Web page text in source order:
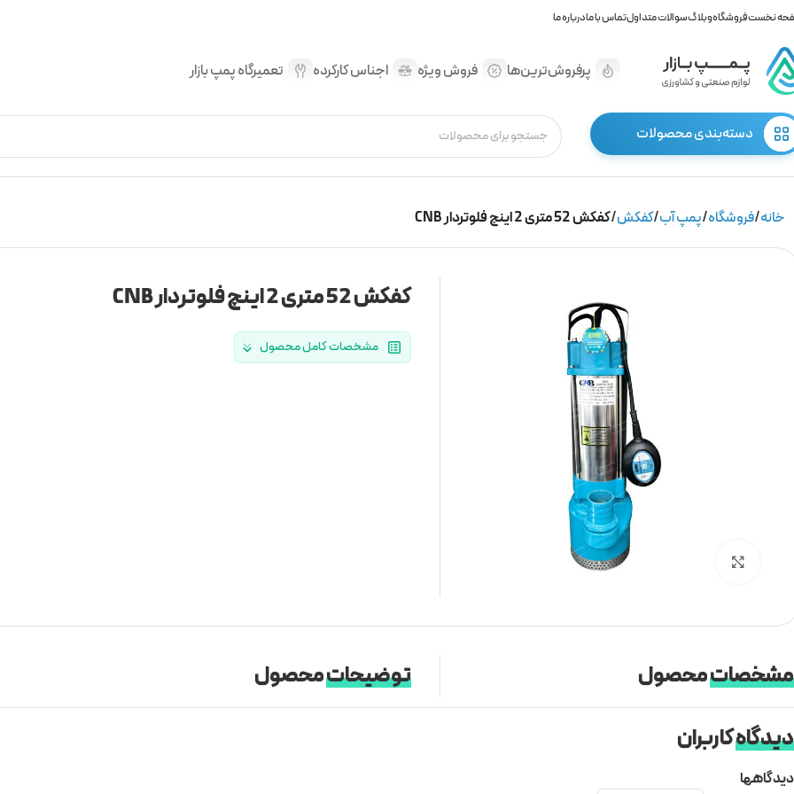
نخستفروشگاهوبلاگسوالات متداولتماس با مادرباره ما
پرفروش‌ترین‌ها فروش ویژه اجناس کارکرده تعمیرگاه پمپ بازار
دسته‌بندی محصولات
خانه فروشگاه پمپ آب کفکش کفکش 52 متری 2 اینچ فلوتردار CNB
برای بزرگنمایی کلیک کنید
کفکش 52 متری 2 اینچ فلوتردار CNB
مشخصات کامل محصول
مشخصاتمحصول توضیحاتمحصول
دیدگاهکاربران
دیدگاهها